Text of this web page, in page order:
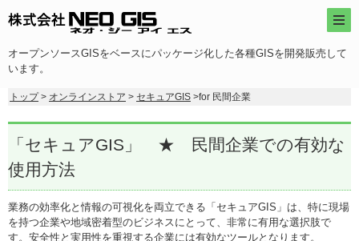
オープンソースGISをベースにパッケージ化した各種GISを開発販売して
います。
トップ> オンラインストア > セキュアGIS >for 民間企業
「セキュアGIS」 ★ 民間企業での有効な
使用方法
業務の効率化と情報の可視化を両立できる「セキュアGIS」は、特に現場
を持つ企業や地域密着型のビジネスにとって、非常に有用な選択肢で
す。安全性と実用性を重視する企業には有効なツールとなります。